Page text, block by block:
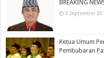
BREAKING
3 September
Ketua Umum
Pembubaran